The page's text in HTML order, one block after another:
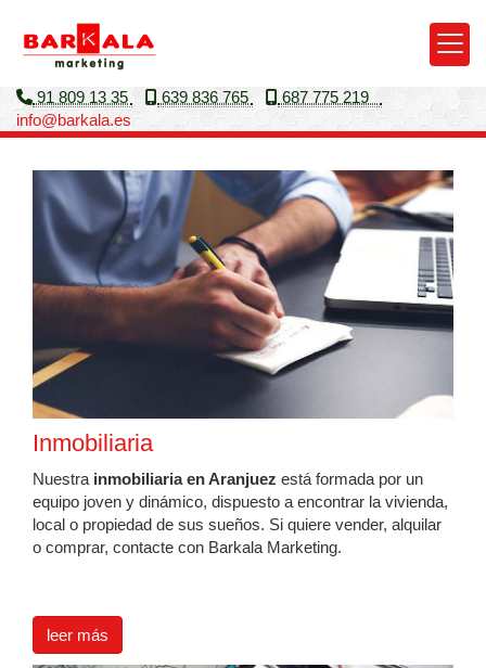
91 809 13 35 639 836 765
687 775 219
info
barkala.es
Inmobiliaria en Aranjuez
Inmobiliaria
Nuestra inmobiliaria en Aranjuez está formada por un
equipo joven y dinámico, dispuesto a encontrar la vivienda,
local o propiedad de sus sueños. Si quiere vender, alquilar
o comprar, contacte con Barkala Marketing.
leer más